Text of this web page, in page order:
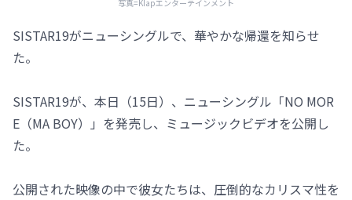
写真=Klapエンターテインメント
SISTAR19がニューシングルで、華やかな帰還を知らせ
た。
SISTAR19が、本日（15日）、ニューシングル「NO MOR
E（MA BOY）」を発売し、ミュージックビデオを公開し
た。
公開された映像の中で彼女たちは、圧倒的なカリスマ性を